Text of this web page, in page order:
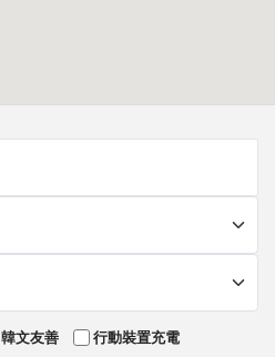
韓文友善
行動裝置充電